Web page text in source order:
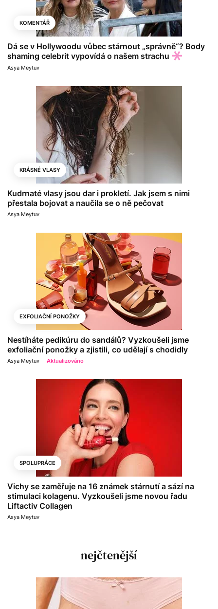
KOMENTÁŘ
Dá se v Hollywoodu vůbec stárnout „správně“? Body
shaming celebrit vypovídá o našem strachu
Asya Meytuv
KRÁSNÉ VLASY
Kudrnaté vlasy jsou dar i prokletí. Jak jsem s nimi
přestala bojovat a naučila se o ně pečovat
Asya Meytuv
EXFOLIAČNÍ PONOŽKY
Nestíháte pedikúru do sandálů? Vyzkoušeli jsme
exfoliační ponožky a zjistili, co udělají s chodidly
Asya Meytuv Aktualizováno
SPOLUPRÁCE
Vichy se zaměřuje na 16 známek stárnutí a sází na
stimulaci kolagenu. Vyzkoušeli jsme novou řadu
Liftactiv Collagen
Asya Meytuv
nejčtenější